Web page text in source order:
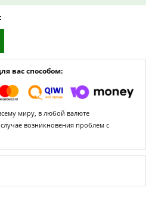
вас способом:
миру, в любой валюте
возникновения проблем с